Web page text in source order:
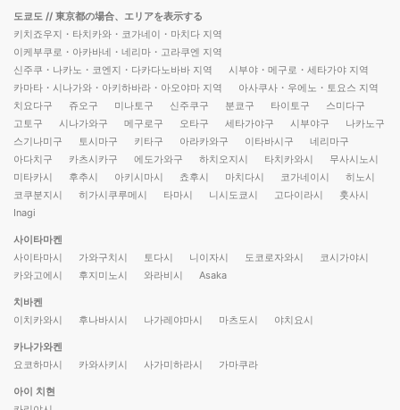
도쿄도 // 東京都の場合、エリアを表示する
키치죠우지・타치카와・코가네이・마치다 지역
이케부쿠로・아카바네・네리마・고라쿠엔 지역
신주쿠・나카노・코엔지・다카다노바바 지역
시부야・메구로・세타가야 지역
카마타・시나가와・아키하바라・아오야마 지역
아사쿠사・우에노・토요스 지역
치요다구
쥬오구 미나토구 신주쿠구 분쿄구 타이토구
스미다구
고토구
시나가와구 메구로구 오타구 세타가야구 시부야구
나카노구
스기나미구
토시마구 키타구 아라카와구 이타바시구
네리마구
아다치구
카츠시카구 에도가와구 하치오지시 타치카와시
무사시노시
미타카시
후추시 아키시마시 쵸후시 마치다시 코가네이시
히노시
코쿠분지시
히가시쿠루메시 타마시 니시도쿄시 고다이라시
훗사시
Inagi
사이타마켄
사이타마시
가와구치시 토다시 니이자시 도코로자와시
코시가야시
카와고에시
후지미노시 와라비시 Asaka
치바켄
이치카와시
후나바시시 나가레야마시 마츠도시 야치요시
카나가와켄
요코하마시
카와사키시 사가미하라시 가마쿠라
아이 치현